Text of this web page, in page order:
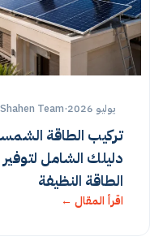
يوليو 2026 ·
Shahen Team
تركيب الطاقة
دليلك الشامل لتوفير
الطاقة النظيفة
اقرأ المقال ←